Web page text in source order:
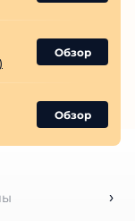
Обзор
Обзор